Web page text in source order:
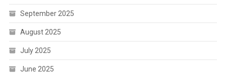
September 2025
August 2025
July 2025
June 2025